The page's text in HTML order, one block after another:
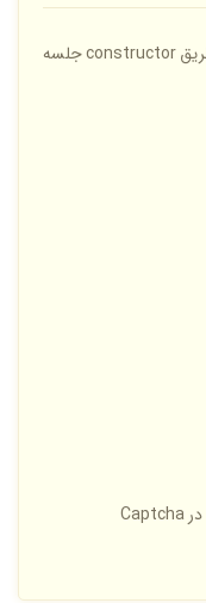
مشکل مقدار دهی به فیلد های کلاس از طریق constructor جلسه